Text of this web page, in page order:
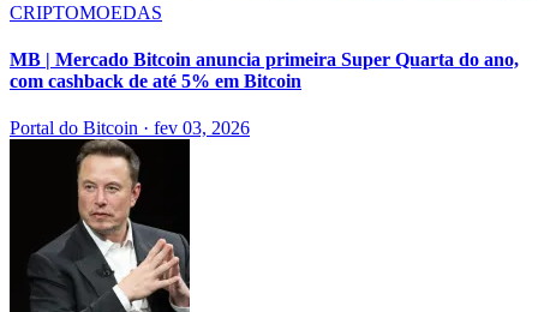
CRIPTOMOEDAS
MB | Mercado Bitcoin anuncia primeira Super Quarta do ano,
com cashback de até 5% em Bitcoin
Portal do Bitcoin · fev 03, 2026